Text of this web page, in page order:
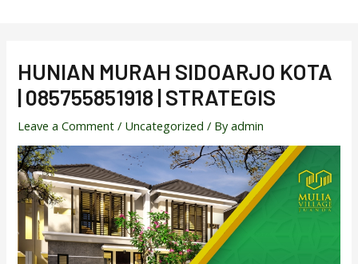
HUNIAN MURAH SIDOARJO KOTA
| 085755851918 | STRATEGIS
Leave a Comment / Uncategorized / Byadmin